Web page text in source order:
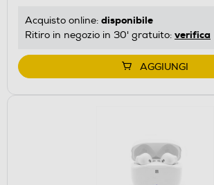
Acquisto online: disponibile
Ritiro in negozio in 30' gratuito: verifica
AGGIUNGI